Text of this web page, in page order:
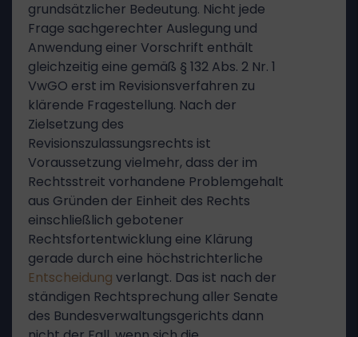
grundsätzlicher Bedeutung. Nicht jede
Frage sachgerechter Auslegung und
Anwendung einer Vorschrift enthält
gleichzeitig eine gemäß § 132 Abs. 2 Nr. 1
VwGO erst im Revisionsverfahren zu
klärende Fragestellung. Nach der
Zielsetzung des
Revisionszulassungsrechts ist
Voraussetzung vielmehr, dass der im
Rechtsstreit vorhandene Problemgehalt
aus Gründen der Einheit des Rechts
einschließlich gebotener
Rechtsfortentwicklung eine Klärung
gerade durch eine höchstrichterliche
Entscheidung verlangt. Das ist nach der
ständigen Rechtsprechung aller Senate
des Bundesverwaltungsgerichts dann